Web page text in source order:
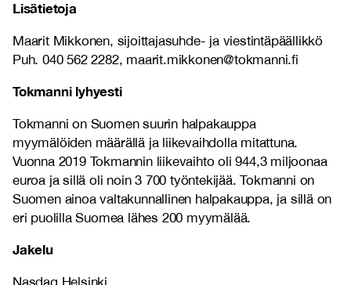
Lisätietoja
Maarit Mikkonen, sijoittajasuhde- ja viestintäpäällikkö
Puh. 040 562 2282, maarit.mikkonen@tokmanni.fi
Tokmanni lyhyesti
Tokmanni on Suomen suurin halpakauppa
myymälöiden määrällä ja liikevaihdolla mitattuna.
Vuonna 2019 Tokmannin liikevaihto oli 944,3 miljoonaa
euroa ja sillä oli noin 3 700 työntekijää. Tokmanni on
Suomen ainoa valtakunnallinen halpakauppa, ja sillä on
eri puolilla Suomea lähes 200 myymälää.
Jakelu
Nasdaq Helsinki